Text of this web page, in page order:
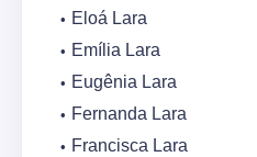
Eloá Lara
Emília Lara
Eugênia Lara
Fernanda Lara
Francisca Lara